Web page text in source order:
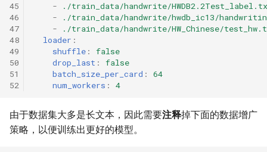
45
46
47
48
49
50
51
52
-
./train_data/handwrite/
-
./train_data/handwrite/hwdb_ic13/
-
./train_data/handwrite/HW_Chinese/
loader :
shuffle :
false
drop_last :
false
batch_size_per_card :
64
num_workers : 4
由于数据集大多是长文本，因此需要注释掉下面的数据增广
策略，以便训练出更好的模型。